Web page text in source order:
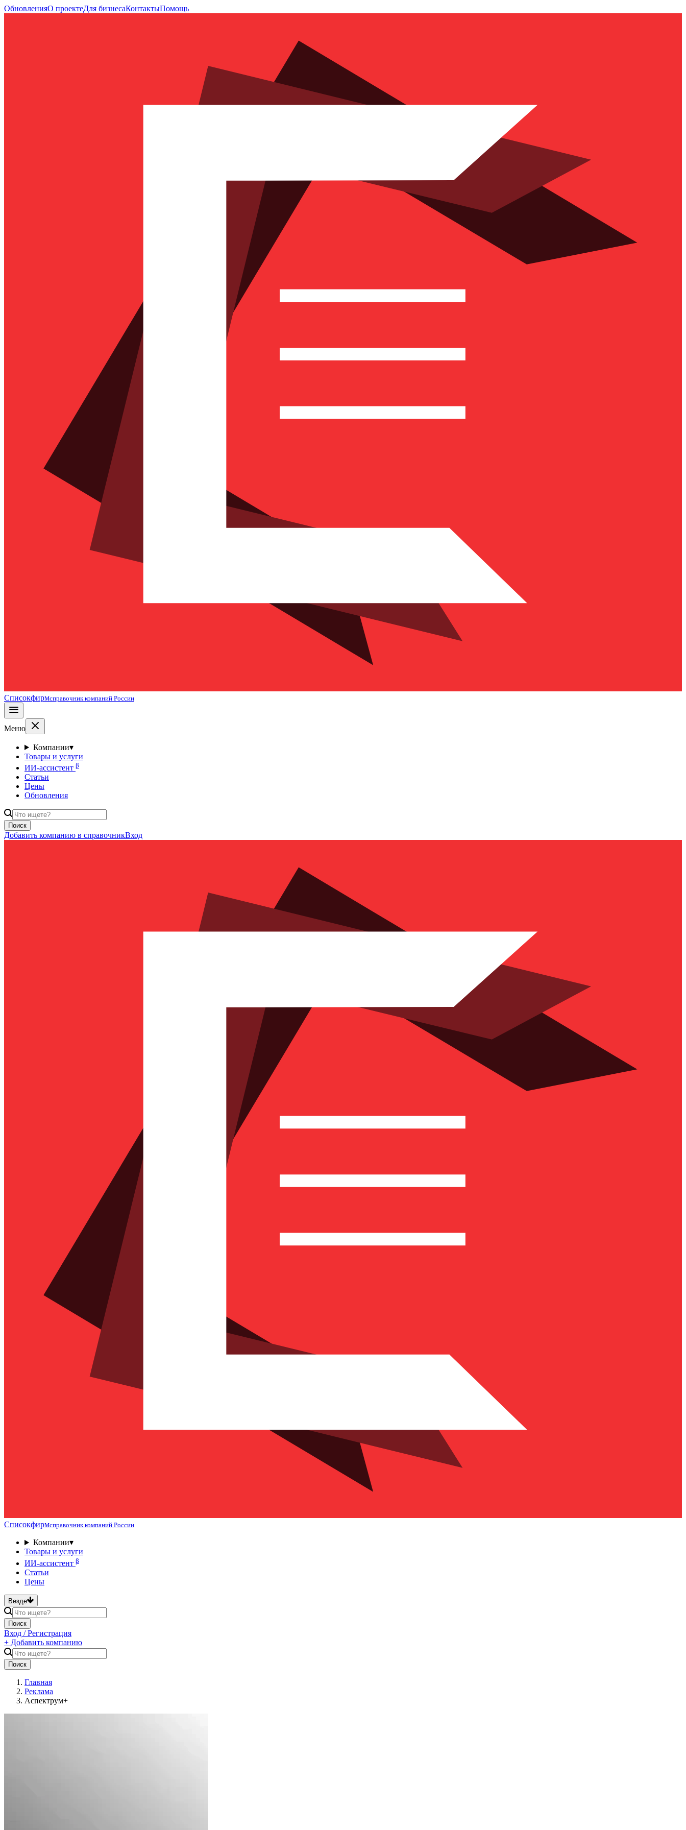
ОбновленияО проектеДля бизнесаКонтактыПомощь
Списокфирмсправочник компаний России
Меню
Компании▾
Товары и услуги
ИИ-ассистент β
Статьи
Цены
Обновления
Поиск
Добавить компанию в справочникВход
Списокфирмсправочник компаний России
Компании▾
Товары и услуги
ИИ-ассистент β
Статьи
Цены
Везде
Поиск
Вход / Регистрация
+ Добавить компанию
Поиск
Главная
Реклама
Аспектрум+